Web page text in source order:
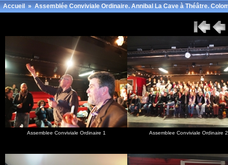
Accueil»Assemblée Conviviale Ordinaire. Annibal La Cave à Théâtre.
Assemblee Conviviale Ordinaire 1 Assemblee Conviviale Ordinaire 2